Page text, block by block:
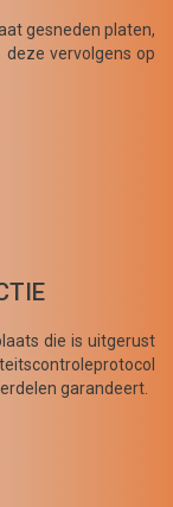
gesneden platen,
vervolgens op
die is uitgerust
garandeert.